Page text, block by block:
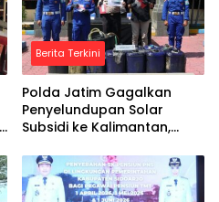
Berita Terkini
Polda Jatim Gagalkan
Penyelundupan Solar
Subsidi ke Kalimantan,
Diamankan